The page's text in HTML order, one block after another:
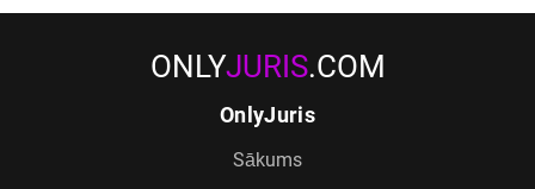
ONLYJURIS.COM
OnlyJuris
Sākums